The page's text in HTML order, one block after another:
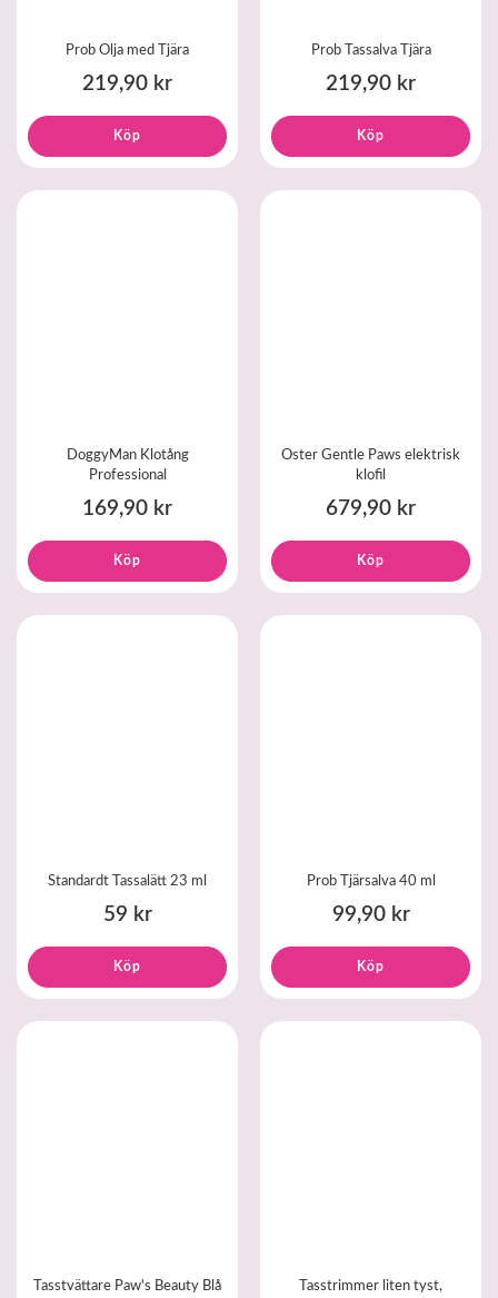
Prob Olja med Tjära
219,90 kr
Köp
Prob Tassalva Tjära
219,90 kr
Köp
DoggyMan Klotång
Professional
169,90 kr
Köp
Oster Gentle Paws elektrisk
klofil
679,90 kr
Köp
Standardt Tassalätt 23 ml
59 kr
Köp
Prob Tjärsalva 40 ml
99,90 kr
Köp
Tasstvättare Paw's Beauty Blå
Tasstrimmer liten tyst,